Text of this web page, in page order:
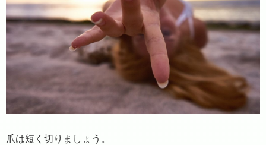
爪は短く切りましょう。